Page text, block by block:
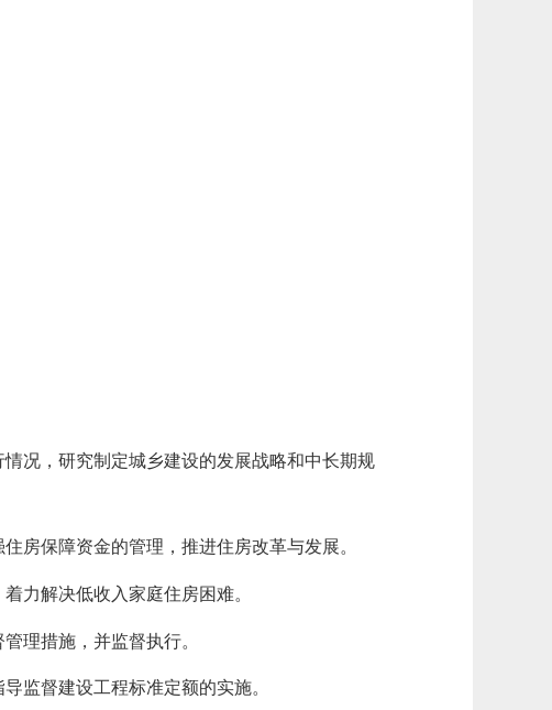
况，研究制定城乡建设的发展战略和中长期规
房保障资金的管理，推进住房改革与发展。
力解决低收入家庭住房困难。
理措施，并监督执行。
监督建设工程标准定额的实施。